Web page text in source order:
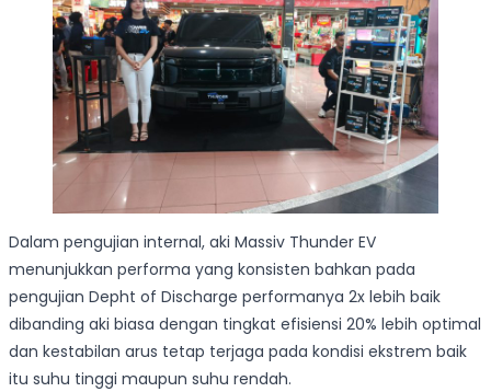
Dalam pengujian internal, aki Massiv Thunder EV
menunjukkan performa yang konsisten bahkan pada
pengujian Depht of Discharge performanya 2x lebih baik
dibanding aki biasa dengan tingkat efisiensi 20% lebih optimal
dan kestabilan arus tetap terjaga pada kondisi ekstrem baik
itu suhu tinggi maupun suhu rendah.